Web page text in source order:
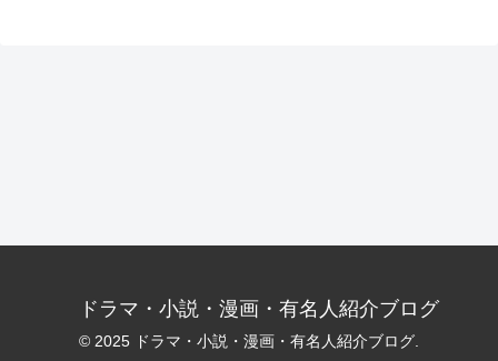
ドラマ・小説・漫画・有名人紹介ブログ
© 2025 ドラマ・小説・漫画・有名人紹介ブログ.